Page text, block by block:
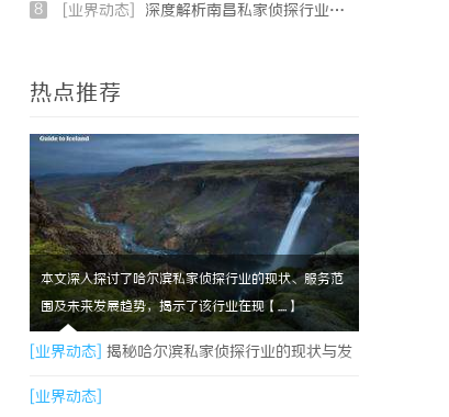
8 [业界动态] 深度解析南昌私家侦探行业的发展与应用现状
热点推荐
本文深入探讨了哈尔滨私家侦探行业的现状、服务范
围及未来发展趋势，揭示了该行业在现【....】
[业界动态] 揭秘哈尔滨私家侦探行业的现状与发
展趋势
[业界动态]